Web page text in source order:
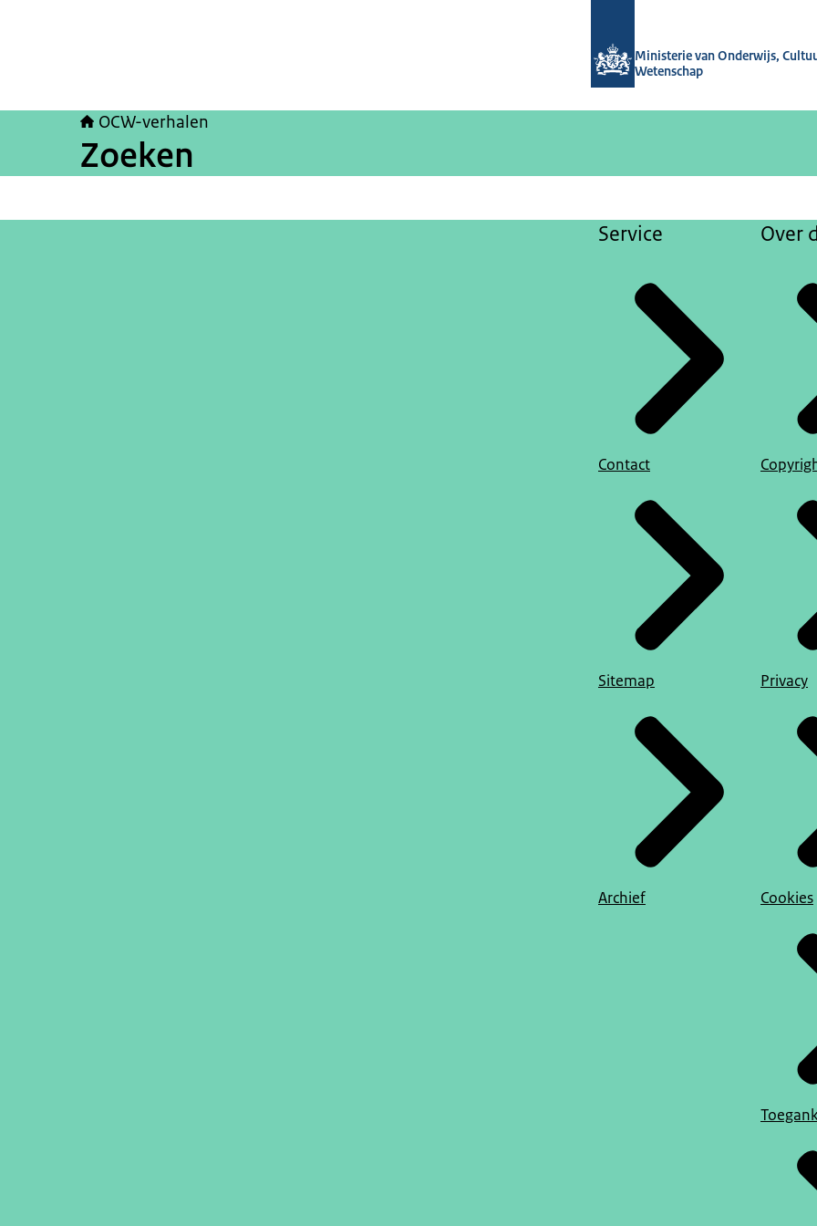
Ministerie van Onderwijs,
Wetenschap
OCW-verhalen
Zoeken
Service
Contact
Sitemap
Archief
Over
Privacy
Cookies